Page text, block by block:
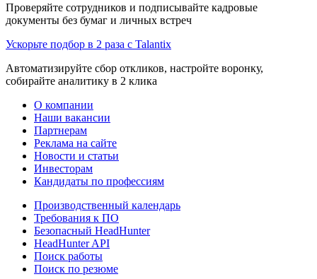
Проверяйте сотрудников и подписывайте кадровые
документы без бумаг и личных встреч
Ускорьте подбор в 2 раза с Talantix
Автоматизируйте сбор откликов, настройте воронку,
собирайте аналитику в 2 клика
О компании
Наши вакансии
Партнерам
Реклама на сайте
Новости и статьи
Инвесторам
Кандидаты по профессиям
Производственный календарь
Требования к ПО
Безопасный HeadHunter
HeadHunter API
Поиск работы
Поиск по резюме